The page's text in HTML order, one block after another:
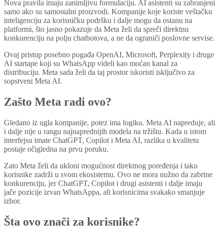
Nova pravila imaju zanimljivu formulaciju. AI asistenti su zabranjeni
samo ako su samostalni proizvodi. Kompanije koje koriste veštačku
inteligenciju za korisničku podršku i dalje mogu da ostanu na
platformi, što jasno pokazuje da Meta želi da spreči direktnu
konkurenciju na polju chatbotova, a ne da ograniči poslovne servise.
Ovaj pristup posebno pogađa OpenAI, Microsoft, Perplexity i druge
AI startape koji su WhatsApp videli kao moćan kanal za
distribuciju. Meta sada želi da taj prostor iskoristi isključivo za
sopstveni Meta AI.
Zašto Meta radi ovo?
Gledano iz ugla kompanije, potez ima logiku. Meta AI napreduje, ali
i dalje nije u rangu najnaprednijih modela na tržištu. Kada u istom
interfejsu imate ChatGPT, Copilot i Meta AI, razlika u kvalitetu
postaje očigledna na prvu poruku.
Zato Meta želi da ukloni mogućnost direktnog poređenja i tako
korisnike zadrži u svom ekosistemu. Ovo ne mora nužno da zabrine
konkurenciju, jer ChatGPT, Copilot i drugi asistenti i dalje imaju
jače pozicije izvan WhatsAppa, ali korisnicima svakako smanjuje
izbor.
Šta ovo znači za korisnike?